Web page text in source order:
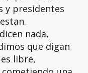
y presidentes
nada,
que digan
libre,